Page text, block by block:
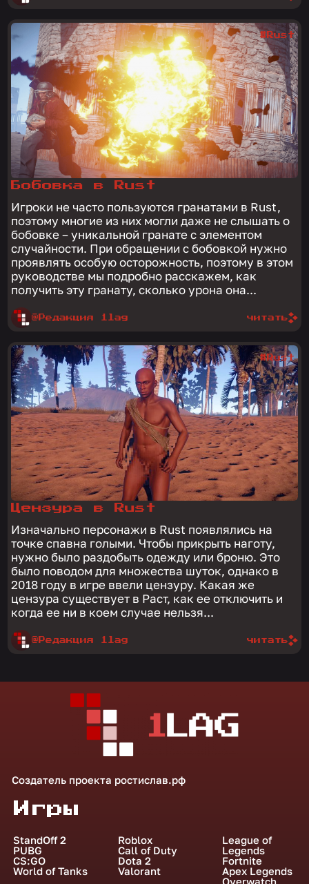
Бобовка в Rust
Игроки не часто пользуются гранатами в Rust,
поэтому многие из них могли даже не слышать о
бобовке – уникальной гранате с элементом
случайности. При обращении с бобовкой нужно
проявлять особую осторожность, поэтому в этом
руководстве мы подробно расскажем, как
получить эту гранату, сколько урона она...
@Редакция 1lag
#Rust
читать
Цензура в Rust
Изначально персонажи в Rust появлялись на
точке спавна голыми. Чтобы прикрыть наготу,
нужно было раздобыть одежду или броню. Это
было поводом для множества шуток, однако в
2018 году в игре ввели цензуру. Какая же
цензура существует в Раст, как ее отключить и
когда ее ни в коем случае нельзя...
@Редакция 1lag
#Rust
читать
Создатель проекта ростислав.рф
Игры
StandOff 2
PUBG
CS:GO
World of Tanks
Roblox
Call of Duty
Dota 2
Valorant
League of
Legends
Fortnite
Apex Legends
Overwatch